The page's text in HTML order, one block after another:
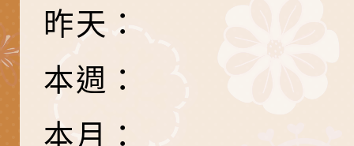
長說明會
學術研討會」暨徵稿
反詐宣導影片連結一
函轉內政部為強化社
詐知能及宣導檢察官
官制度中協助被害人
製作相關宣導短片
檢送本市馬祖新村眷
區「馬村設計實驗室
味．茶味》特展海報
信誼基金會於3／14
【父母也需要被照顧
有關本市學生輔導諮
昨天：
本週：
本月：